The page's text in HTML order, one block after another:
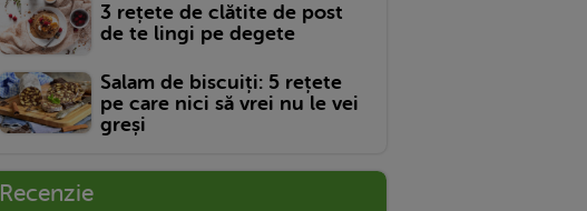
3 rețete de clătite de post
de te lingi pe degete
Salam de biscuiți: 5 rețete
pe care nici să vrei nu le vei
greși
Recenzie